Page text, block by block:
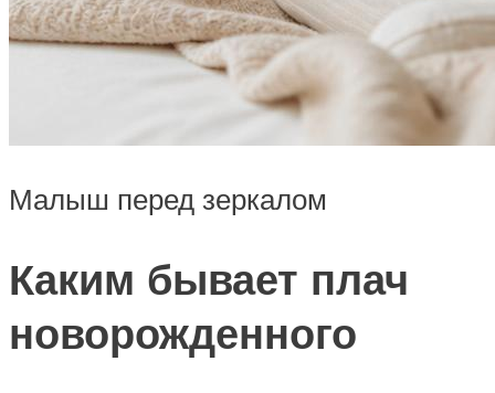
Малыш перед зеркалом
Каким бывает плач
новорожденного